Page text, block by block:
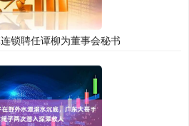
锁聘任谭柳为董事会秘书